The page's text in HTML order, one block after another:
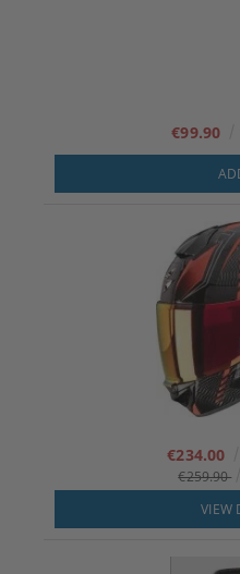
€99.90
€234.00
€259.90
VIEW